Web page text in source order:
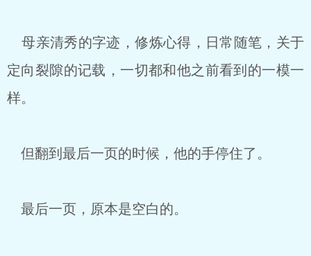
母亲清秀的字迹，修炼心得，日常随笔，关于
定向裂隙的记载，一切都和他之前看到的一模一
样。
但翻到最后一页的时候，他的手停住了。
最后一页，原本是空白的。